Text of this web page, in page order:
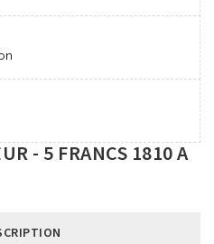
- 5 FRANCS 1810 A